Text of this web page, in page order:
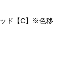
ド【C】※色移